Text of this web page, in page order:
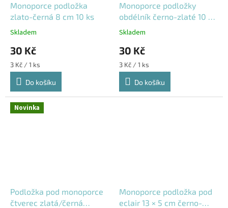
Monoporce podložka
zlato-černá 8 cm 10 ks
Skladem
30 Kč
Měrná
cena:
3 Kč / 1 ks
Do košíku
Monoporce podložky
obdélník černo-zlaté 10 ×
6 cm – 10 ks
Skladem
30 Kč
Měrná
cena:
3 Kč / 1 ks
Do košíku
Novinka
Podložka pod monoporce
čtverec zlatá/černá
Monoporce podložka pod
eclair 13 × 5 cm černo-